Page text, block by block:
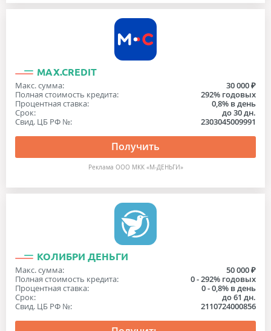
MAX.CREDIT
Макс. сумма:
30 000 ₽
Полная стоимость кредита:
292% годовых
Процентная ставка:
0,8% в день
Срок:
до 30 дн.
Свид. ЦБ РФ №:
2303045009991
Получить
Реклама ООО МКК «М-ДЕНЬГИ»
КОЛИБРИ ДЕНЬГИ
Макс. сумма:
50 000 ₽
Полная стоимость кредита:
0 - 292% годовых
Процентная ставка:
0 - 0,8% в день
Срок:
до 61 дн.
Свид. ЦБ РФ №:
2110724000856